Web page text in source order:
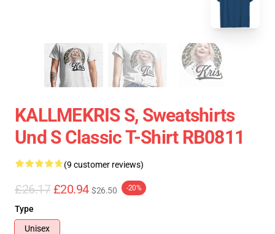
KALLMEKRIS S, Sweatshirts
Und S Classic T-Shirt RB0811
(9 customer reviews)
£26.17 £20.94 $26.50 -20%
Type
Unisex